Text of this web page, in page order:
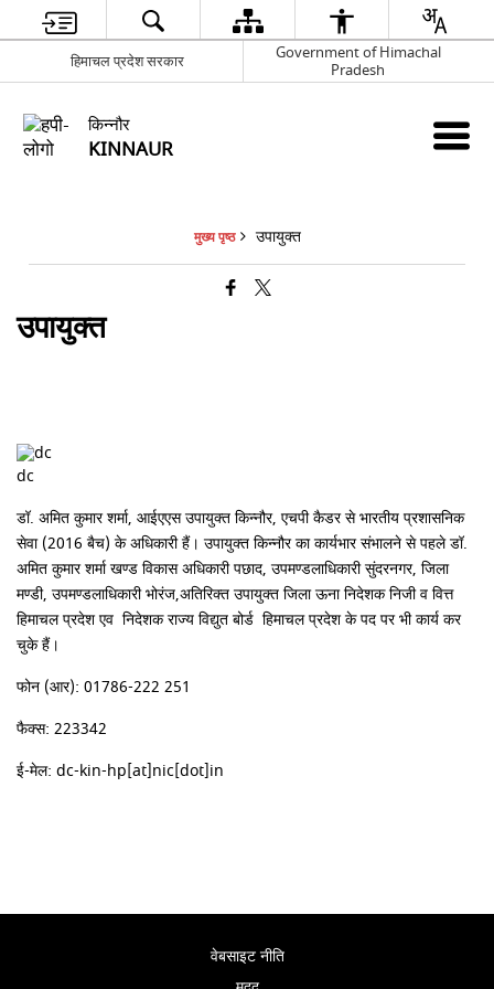
हिमाचल प्रदेश सरकार
Government of Himachal
Pradesh
किन्नौर
KINNAUR
मुख्य पृष्ठ उपायुक्त
उपायुक्त
dc
डॉ. अमित कुमार शर्मा, आईएएस उपायुक्त किन्नौर, एचपी कैडर से भारतीय प्रशासनिक
सेवा (2016 बैच) के अधिकारी हैं। उपायुक्त किन्नौर का कार्यभार संभालने से पहले डॉ.
अमित कुमार शर्मा खण्ड विकास अधिकारी पछाद, उपमण्डलाधिकारी सुंदरनगर, जिला
मण्डी, उपमण्डलाधिकारी भोरंज,अतिरिक्त उपायुक्त जिला ऊना निदेशक निजी व वित्त
हिमाचल प्रदेश एव निदेशक राज्य विद्युत बोर्ड हिमाचल प्रदेश के पद पर भी कार्य कर
चुके हैं।
फोन (आर): 01786-222 251
फैक्स: 223342
ई-मेल: dc-kin-hp[at]nic[dot]in
वेबसाइट नीति